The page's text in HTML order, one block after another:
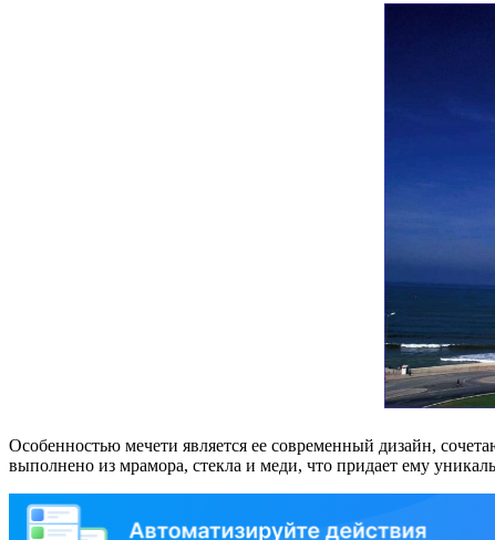
Особенностью мечети является ее современный дизайн,
выполнено из мрамора, стекла и меди, что придает ему